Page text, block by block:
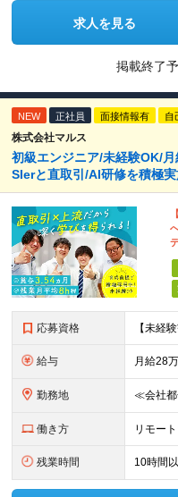
求人を見る
掲載終了
NEW 正社員 面接情報有 自
株式会社マルス
初級エンジニア/未経験OK/
SIerと直取引/AI研修を積極実
応募資格
給与
勤務地
働き方 リモー
残業時間 10時間